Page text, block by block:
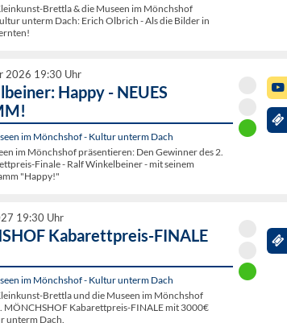
Brettla & die Museen im Mönchshof
unterm Dach: Erich Olbrich - Als die Bilder in
2026 19:30 Uhr
Happy - NEUES
im Mönchshof - Kultur unterm Dach
im Mönchshof präsentieren: Den Gewinner des 2.
Finale - Ralf Winkelbeiner - mit seinem
"Happy!"
19:30 Uhr
Kabarettpreis-FINALE
im Mönchshof - Kultur unterm Dach
Brettla und die Museen im Mönchshof
MÖNCHSHOF Kabarettpreis-FINALE mit 3000€
unterm Dach.